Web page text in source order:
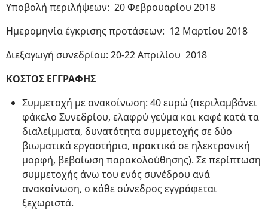
Υποβολή περιλήψεων: 20 Φεβρουαρίου 2018
Ημερομηνία έγκρισης προτάσεων: 12 Μαρτίου 2018
Διεξαγωγή συνεδρίου: 20-22 Απριλίου 2018
ΚΟΣΤΟΣ ΕΓΓΡΑΦΗΣ
Συμμετοχή με ανακοίνωση: 40 ευρώ (περιλαμβάνει
φάκελο Συνεδρίου, ελαφρύ γεύμα και καφέ κατά τα
διαλείμματα, δυνατότητα συμμετοχής σε δύο
βιωματικά εργαστήρια, πρακτικά σε ηλεκτρονική
μορφή, βεβαίωση παρακολούθησης). Σε περίπτωση
συμμετοχής άνω του ενός συνέδρου ανά
ανακοίνωση, ο κάθε σύνεδρος εγγράφεται
ξεχωριστά.